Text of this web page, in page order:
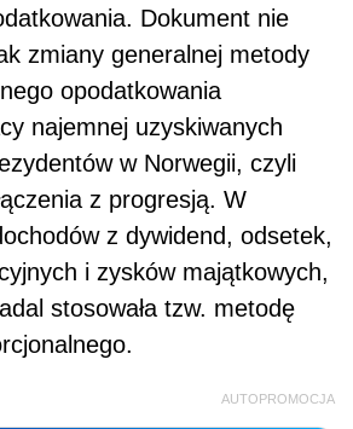
Dokument nie
zmiany generalnej metody
opodatkowania
najemnej uzyskiwanych
w Norwegii, czyli
z progresją. W
z dywidend, odsetek,
i zysków majątkowych,
stosowała tzw. metodę
AUTOPROMOCJA